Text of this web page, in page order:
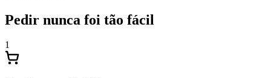
Pedir nunca foi tão fácil
1